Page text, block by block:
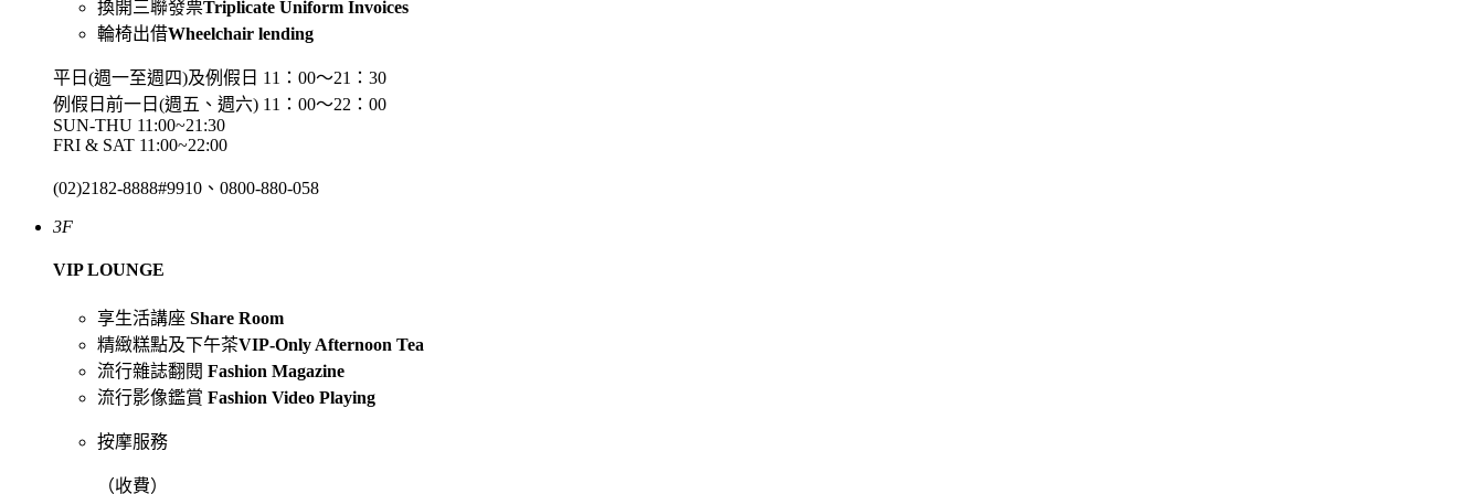
換開三聯發票Triplicate Uniform Invoices
輪椅出借Wheelchair lending
平日(週一至週四)及例假日 11：00～21：30
例假日前一日(週五、週六) 11：00～22：00
SUN-THU 11:00~21:30
FRI & SAT 11:00~22:00
(02)2182-8888#9910、0800-880-058
3F
VIP LOUNGE
享生活講座 Share Room
精緻糕點及下午茶VIP-Only Afternoon Tea
流行雜誌翻閱 Fashion Magazine
流行影像鑑賞 Fashion Video Playing
按摩服務
（收費）